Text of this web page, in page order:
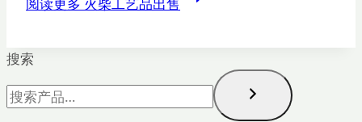
阅读更多 火柴工艺品出售
搜索